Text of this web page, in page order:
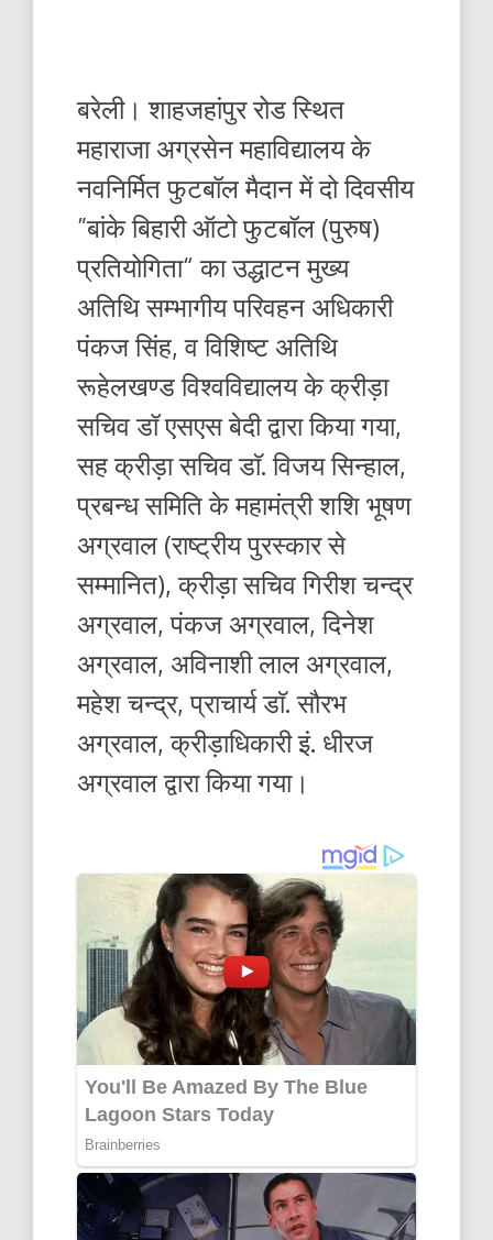
बरेली। शाहजहांपुर रोड स्थित
महाराजा अग्रसेन महाविद्यालय के
नवनिर्मित फुटबॉल मैदान में दो दिवसीय
”बांके बिहारी ऑटो फुटबॉल (पुरुष)
प्रतियोगिता“ का उद्धाटन मुख्य
अतिथि सम्भागीय परिवहन अधिकारी
पंकज सिंह, व विशिष्ट अतिथि
रूहेलखण्ड विश्वविद्यालय के क्रीड़ा
सचिव डॉ एसएस बेदी द्वारा किया गया,
सह क्रीड़ा सचिव डाॅ. विजय सिन्हाल,
प्रबन्ध समिति के महामंत्री शशि भूषण
अग्रवाल (राष्ट्रीय पुरस्कार से
सम्मानित), क्रीड़ा सचिव गिरीश चन्द्र
अग्रवाल, पंकज अग्रवाल, दिनेश
अग्रवाल, अविनाशी लाल अग्रवाल,
महेश चन्द्र, प्राचार्य डाॅ. सौरभ
अग्रवाल, क्रीड़ाधिकारी इं. धीरज
अग्रवाल द्वारा किया गया।